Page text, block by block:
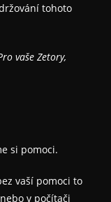
tohoto
vaše Zetory,
si pomoci.
vaší pomoci to
v počítači